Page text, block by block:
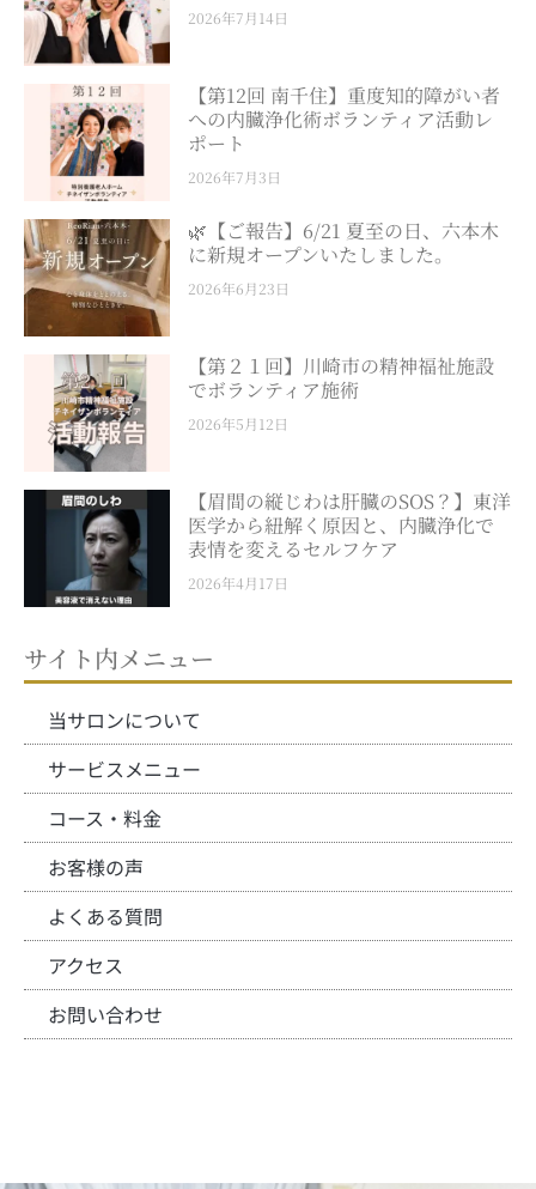
2026年7月14日
【第12回 南千住】重度知的障がい者
への内臓浄化術ボランティア活動レ
ポート
2026年7月3日
🌿【ご報告】6/21 夏至の日、六本木
に新規オープンいたしました。
2026年6月23日
【第２１回】川崎市の精神福祉施設
でボランティア施術
2026年5月12日
【眉間の縦じわは肝臓のSOS？】東洋
医学から紐解く原因と、内臓浄化で
表情を変えるセルフケア
2026年4月17日
サイト内メニュー
当サロンについて
サービスメニュー
コース・料金
お客様の声
よくある質問
アクセス
お問い合わせ